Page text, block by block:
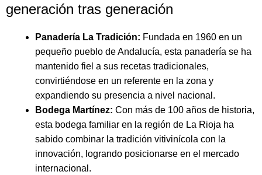
generación tras generación
Panadería La Tradición: Fundada en 1960 en un
pequeño pueblo de Andalucía, esta panadería se ha
mantenido fiel a sus recetas tradicionales,
convirtiéndose en un referente en la zona y
expandiendo su presencia a nivel nacional.
Bodega Martínez: Con más de 100 años de historia,
esta bodega familiar en la región de La Rioja ha
sabido combinar la tradición vitivinícola con la
innovación, logrando posicionarse en el mercado
internacional.